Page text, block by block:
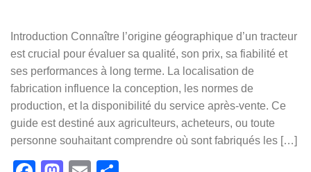
Introduction Connaître l’origine géographique d’un tracteur
est crucial pour évaluer sa qualité, son prix, sa fiabilité et
ses performances à long terme. La localisation de
fabrication influence la conception, les normes de
production, et la disponibilité du service après-vente. Ce
guide est destiné aux agriculteurs, acheteurs, ou toute
personne souhaitant comprendre où sont fabriqués les […]